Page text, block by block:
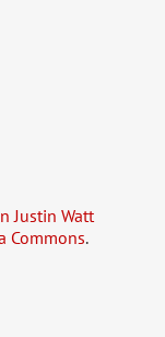
Justin Watt
Commons.